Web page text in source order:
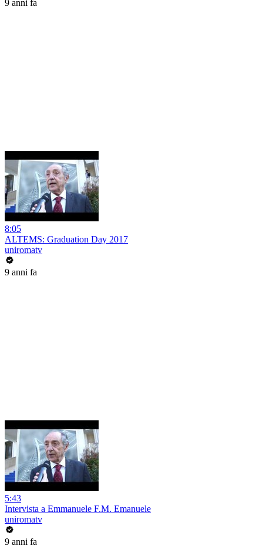
9 anni fa
8:05
ALTEMS: Graduation Day 2017
uniromatv
9 anni fa
5:43
Intervista a Emmanuele F.M. Emanuele
uniromatv
9 anni fa